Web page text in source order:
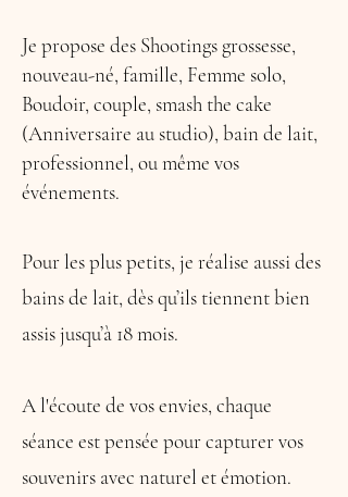
Je propose des Shootings grossesse,
nouveau-né, famille, Femme solo,
Boudoir, couple, smash the cake
(Anniversaire au studio), bain de lait,
professionnel, ou même vos
événements.
Pour les plus petits, je réalise aussi des
bains de lait, dès qu’ils tiennent bien
assis jusqu’à 18 mois.
A l'écoute de vos envies, chaque
séance est pensée pour capturer vos
souvenirs avec naturel et émotion.